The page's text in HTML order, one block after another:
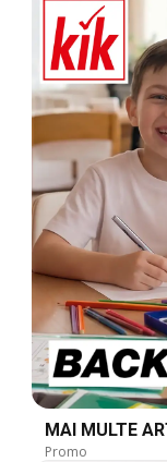
MAI MULTE
Promo